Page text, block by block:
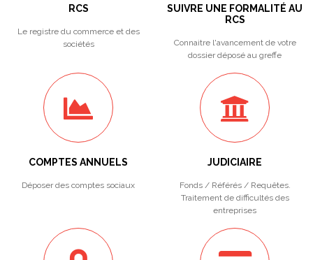
RCS
Le registre du commerce et des
sociétés
SUIVRE UNE FORMALITÉ AU
RCS
Connaitre l'avancement de votre
dossier déposé au greffe
COMPTES ANNUELS
Déposer des comptes sociaux
JUDICIAIRE
Fonds / Référés / Requêtes.
Traitement de difficultés des
entreprises